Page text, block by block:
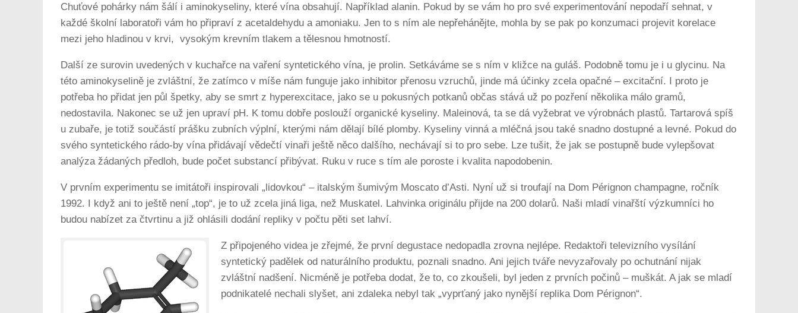
Chuťové pohárky nám šálí i aminokyseliny, které vína obsahují. Například alanin. Pokud by se vám ho pro své experimentování nepodaří sehnat, v
každé školní laboratoři vám ho připraví z acetaldehydu a amoniaku. Jen to s ním ale nepřehánějte, mohla by se pak po konzumaci projevit korelace
mezi jeho hladinou v krvi, vysokým krevním tlakem a tělesnou hmotností.
Další ze surovin uvedených v kuchařce na vaření syntetického vína, je prolin. Setkáváme se s ním v kližce na guláš. Podobně tomu je i u glycinu. Na
této aminokyselině je zvláštní, že zatímco v míše nám funguje jako inhibitor přenosu vzruchů, jinde má účinky zcela opačné – excitační. I proto je
potřeba ho přidat jen půl špetky, aby se smrt z hyperexcitace, jako se u pokusných potkanů občas stává už po pozření několika málo gramů,
nedostavila. Nakonec se už jen upraví pH. K tomu dobře poslouží organické kyseliny. Maleinová, ta se dá vyžebrat ve výrobnách plastů. Tartarová spíš
u zubaře, je totiž součástí prášku zubních výplní, kterými nám dělají bílé plomby. Kyseliny vinná a mléčná jsou také snadno dostupné a levné. Pokud do
svého syntetického rádo-by vína přidávají vědečtí vinaři ještě něco dalšího, nechávají si to pro sebe. Lze tušit, že jak se postupně bude vylepšovat
analýza žádaných předloh, bude počet substancí přibývat. Ruku v ruce s tím ale poroste i kvalita napodobenin.
V prvním experimentu se imitátoři inspirovali „lidovkou“ – italským šumivým Moscato d’Asti. Nyní už si troufají na Dom Pérignon champagne, ročník
1992. I když ani to ještě není „top“, je to už zcela jiná liga, než Muskatel. Lahvinka originálu přijde na 200 dolarů. Naši mladí vinařští výzkumníci ho
budou nabízet za čtvrtinu a již ohlásili dodání repliky v počtu pěti set lahví.
Z připojeného videa je zřejmé, že první degustace nedopadla zrovna nejlépe. Redaktoři televizního vysílání
syntetický padělek od naturálního produktu, poznali snadno. Ani jejich tváře nevyzařovaly po ochutnání nijak
zvláštní nadšení. Nicméně je potřeba dodat, že to, co zkoušeli, byl jeden z prvních počinů – muškát. A jak se mladí
podnikatelé nechali slyšet, ani zdaleka nebyl tak „vyprťaný jako nynější replika Dom Pérignon“.